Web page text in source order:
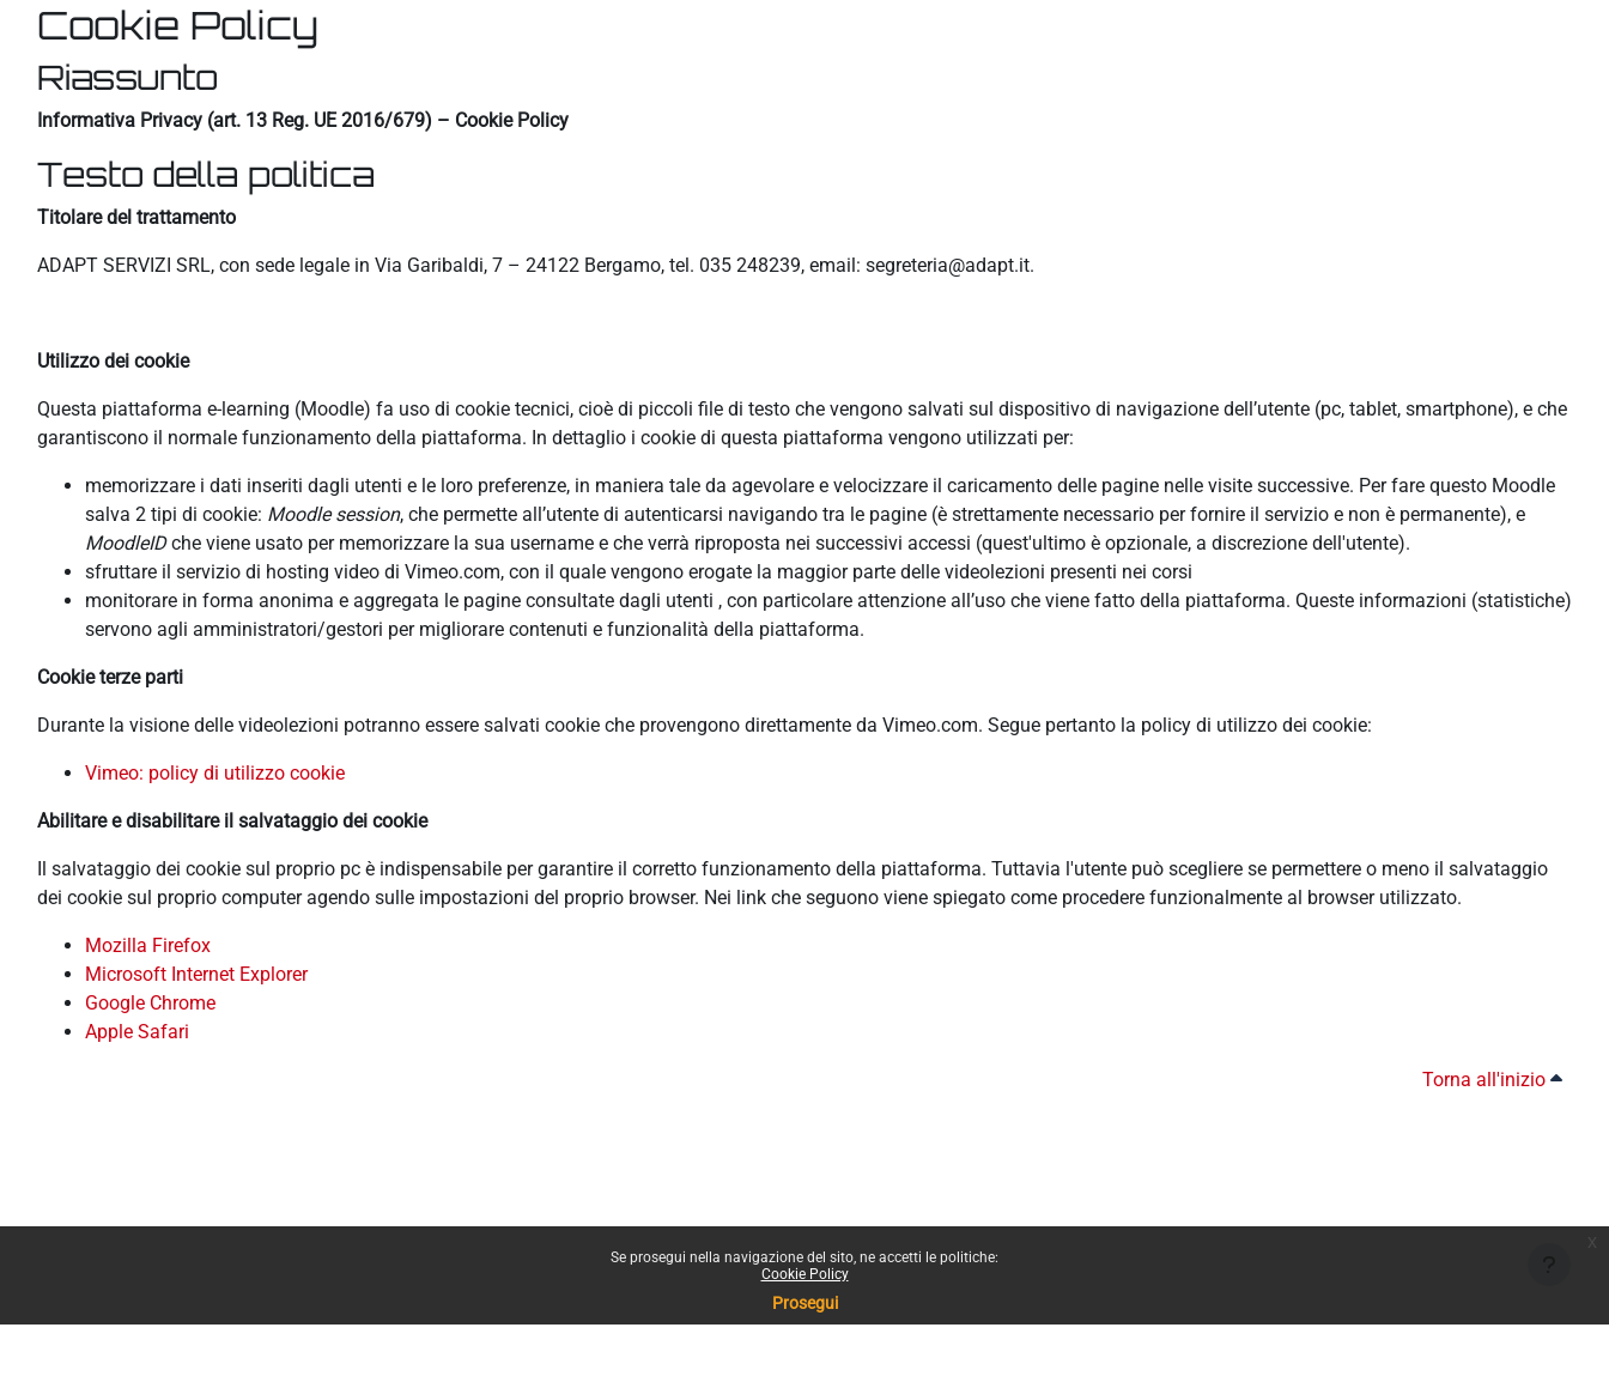
Se prosegui nella navigazione del sito, ne accetti le politiche:
Cookie Policy
Prosegui
Cookie Policy
Riassunto
Informativa Privacy (art. 13 Reg. UE 2016/679) – Cookie Policy
Testo della politica
Titolare del trattamento
ADAPT SERVIZI SRL, con sede legale in Via Garibaldi, 7 – 24122 Bergamo, tel. 035 248239, email: segreteria@adapt.it.
Utilizzo dei cookie
Questa piattaforma e-learning (Moodle) fa uso di cookie tecnici, cioè di piccoli file di testo che vengono salvati sul dispositivo di navigazione dell’utente (pc, tablet, smartphone), e che
garantiscono il normale funzionamento della piattaforma. In dettaglio i cookie di questa piattaforma vengono utilizzati per:
memorizzare i dati inseriti dagli utenti e le loro preferenze, in maniera tale da agevolare e velocizzare il caricamento delle pagine nelle visite successive. Per fare questo Moodle
salva 2 tipi di cookie: Moodle session, che permette all’utente di autenticarsi navigando tra le pagine (è strettamente necessario per fornire il servizio e non è permanente), e
MoodleIDche viene usato per memorizzare la sua username e che verrà riproposta nei successivi accessi (quest'ultimo è opzionale, a discrezione dell'utente).
sfruttare il servizio di hosting video di Vimeo.com, con il quale vengono erogate la maggior parte delle videolezioni presenti nei corsi
monitorare in forma anonima e aggregata le pagine consultate dagli utenti , con particolare attenzione all’uso che viene fatto della piattaforma. Queste informazioni (statistiche)
servono agli amministratori/gestori per migliorare contenuti e funzionalità della piattaforma.
Cookie terze parti
Durante la visione delle videolezioni potranno essere salvati cookie che provengono direttamente da Vimeo.com. Segue pertanto la policy di utilizzo dei cookie:
Vimeo: policy di utilizzo cookie
Abilitare e disabilitare il salvataggio dei cookie
Il salvataggio dei cookie sul proprio pc è indispensabile per garantire il corretto funzionamento della piattaforma. Tuttavia l'utente può scegliere se permettere o meno il salvataggio
dei cookie sul proprio computer agendo sulle impostazioni del proprio browser. Nei link che seguono viene spiegato come procedere funzionalmente al browser utilizzato.
Mozilla Firefox
Microsoft Internet Explorer
Google Chrome
Apple Safari
Torna all'inizio